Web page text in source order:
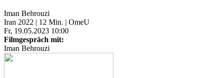
Iman Behrouzi
Iran 2022 | 12 Min. | OmeU
Fr, 19.05.2023 10:00
Filmgespräch mit:
Iman Behrouzi